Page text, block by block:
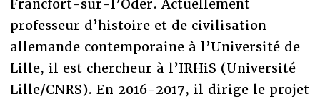
Francfort-sur-l’Oder. Actuellement
professeur d’histoire et de civilisation
allemande contemporaine à l’Université de
Lille, il est chercheur à l’IRHiS (Université
Lille/CNRS). En 2016-2017, il dirige le projet